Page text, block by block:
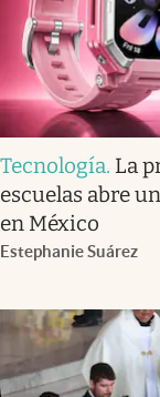
Tecnología. La
escuelas abre
en México
Estephanie Suárez